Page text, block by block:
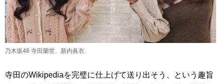
乃木坂46 寺田蘭世、新内眞衣
寺田のWikipediaを完璧に仕上げて送り出そう、という趣旨